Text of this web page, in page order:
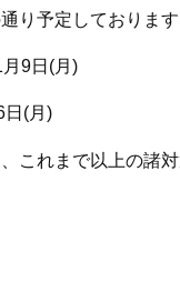
り予定しております
9日(月)
(月)
これまで以上の諸